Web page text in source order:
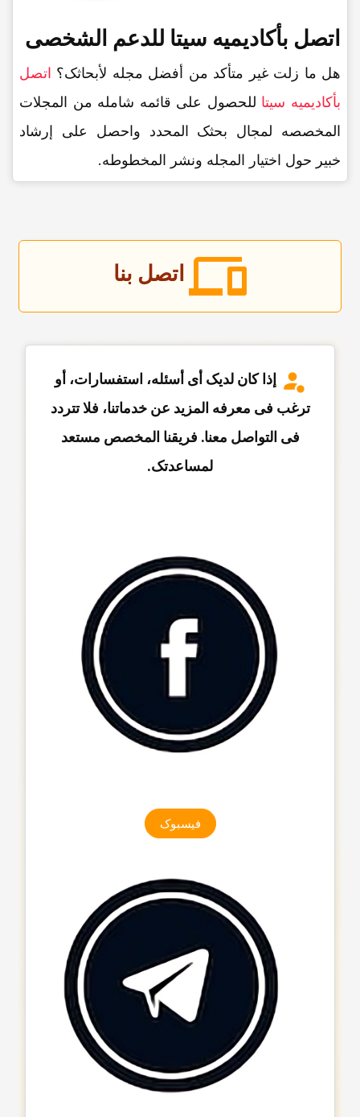
اتصل بأکادیمیه سیتا للدعم الشخصی
هل ما زلت غیر متأکد من أفضل مجله لأبحاثک؟ اتصل
بأکادیمیه سیتا للحصول على قائمه شامله من المجلات
المخصصه لمجال بحثک المحدد واحصل على إرشاد
خبیر حول اختیار المجله ونشر المخطوطه.
اتصل بنا
إذا کان لدیک أی أسئله، استفسارات، أو
ترغب فی معرفه المزید عن خدماتنا، فلا تتردد
فی التواصل معنا. فریقنا المخصص مستعد
لمساعدتک.
فیسبوک